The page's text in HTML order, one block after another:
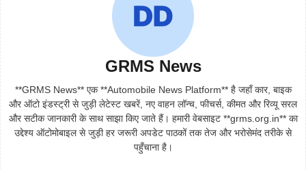
GRMS News
**GRMS News** एक **Automobile News Platform** है जहाँ कार, बाइक
और ऑटो इंडस्ट्री से जुड़ी लेटेस्ट खबरें, नए वाहन लॉन्च, फीचर्स, कीमत और रिव्यू सरल
और सटीक जानकारी के साथ साझा किए जाते हैं। हमारी वेबसाइट **grms.org.in** का
उद्देश्य ऑटोमोबाइल से जुड़ी हर जरूरी अपडेट पाठकों तक तेज और भरोसेमंद तरीके से
पहुँचाना है।